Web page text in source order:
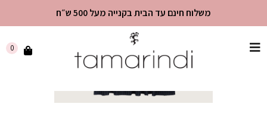
שִׂים
משלוח חינם עד הבית בקנייה מעל 500 ש״ח
0